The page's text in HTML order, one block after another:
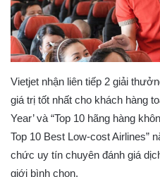
Vietjet nhận liên tiếp 2 giải
giá trị tốt nhất cho khách hàng
Year’ và “Top 10 hãng hàng
Top 10 Best Low-cost Airlines”
chức uy tín chuyên đánh giá
giới bình chọn.